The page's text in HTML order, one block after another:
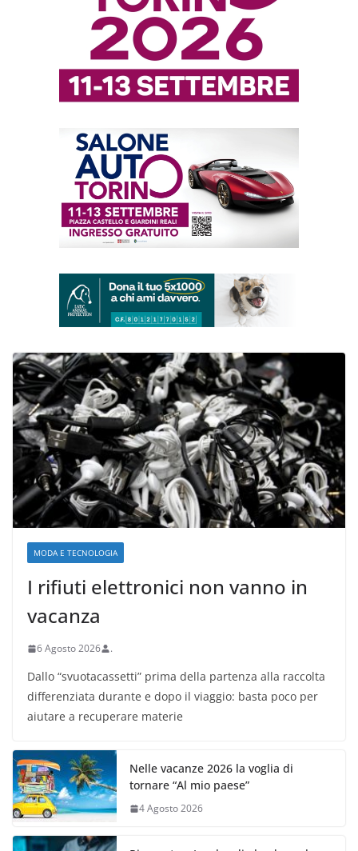
MODA E TECNOLOGIA
I rifiuti elettronici non vanno in
vacanza
6 Agosto 2026 .
Dallo “svuotacassetti” prima della partenza alla raccolta
differenziata durante e dopo il viaggio: basta poco per
aiutare a recuperare materie
Nelle vacanze 2026 la voglia di
tornare “Al mio paese”
4 Agosto 2026